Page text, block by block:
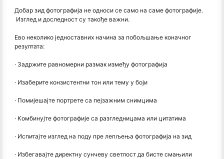
Добар зид фотографија не односи се само на саме фотографије.
Изглед и доследност су такође важни.
Ево неколико једноставних начина за побољшање коначног
резултата:
· Задржите равномерни размак између фотографија
· Изаберите конзистентни тон или тему у боји
· Помијешајте портрете са пејзажним снимцима
· Комбинујте фотографије са разгледницама или цитатима
· Испитајте изглед на поду пре лепљења фотографија на зид
· Избегавајте директну сунчеву светлост да бисте смањили